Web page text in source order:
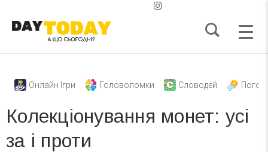
Онлайн Ігри Головоломки Словодей
Колекціонування монет: усі
за і проти